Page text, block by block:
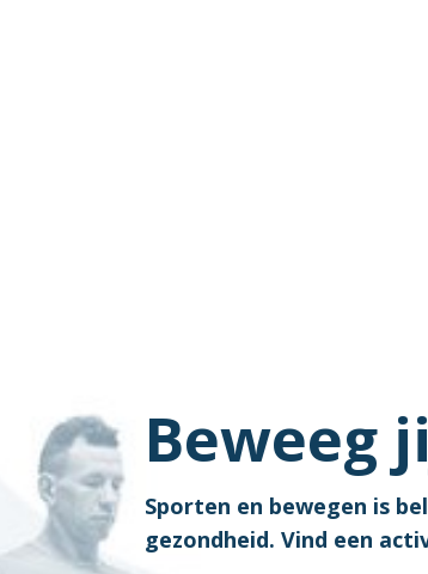
Beweeg
Sporten en bewegen is
gezondheid. Vind een